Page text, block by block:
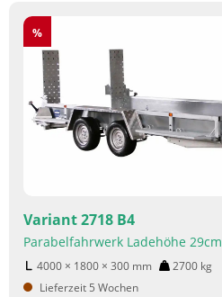
Rabatt
%
Variant 2718 B4
Parabelfahrwerk Ladehöhe 29cm
4000 × 1800 × 300 mm 2700 kg
Lieferzeit 5 Wochen